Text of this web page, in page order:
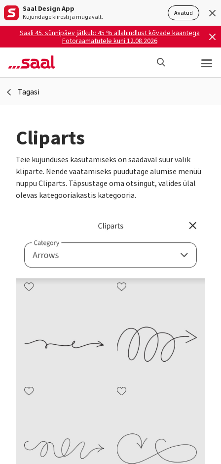
Saal Design App
Kujundage kiiresti ja mugavalt. Avatud
Saali 45. sünnipäev jätkub: 45 % allahindlust kõvade kaantega
Fotoraamatutele kuni 12.08.2026
Tagasi
Cliparts
Teie kujunduses kasutamiseks on saadaval suur valik
kliparte. Nende vaatamiseks puudutage alumise menüü
nuppu Cliparts. Täpsustage oma otsingut, valides ülal
olevas kategooriakastis kategooria.